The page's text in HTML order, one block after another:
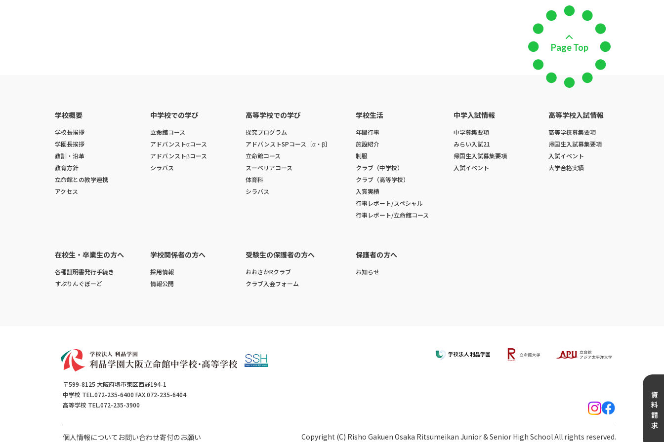
資料請求
学校概要
学校長挨拶
学園長挨拶
教訓・沿革
教育方針
立命館との教学連携
アクセス
中学校での学び
立命館コース
アドバンストαコース
アドバンストβコース
シラバス
高等学校での学び
探究プログラム
アドバンストSPコース［α・β］
立命館コース
スーペリアコース
体育科
シラバス
学校生活
年間行事
施設紹介
制服
クラブ（中学校）
クラブ（高等学校）
入賞実績
行事レポート/スペシャル
行事レポート/立命館コース
中学入試情報
中学募集要項
みらい入試21
帰国生入試募集要項
入試イベント
高等学校入試情報
高等学校募集要項
帰国生入試募集要項
入試イベント
大学合格実績
在校生・卒業生の方へ
各種証明書発行手続き
すぷりんぐぼーど
学校関係者の方へ
採用情報
情報公開
受験生の保護者の方へ
おおさかRクラブ
クラブ入会フォーム
保護者の方へ
お知らせ
Page Top
〒599-8125 大阪府堺市東区西野194-1
中学校 TEL.072-235-6400 FAX.072-235-6404
高等学校 TEL.072-235-3900
個人情報について お問い合わせ寄付のお願い Copyright (C) Risho Gakuen Osaka Ritsumeikan Junior & Senior High School All rights reserved.